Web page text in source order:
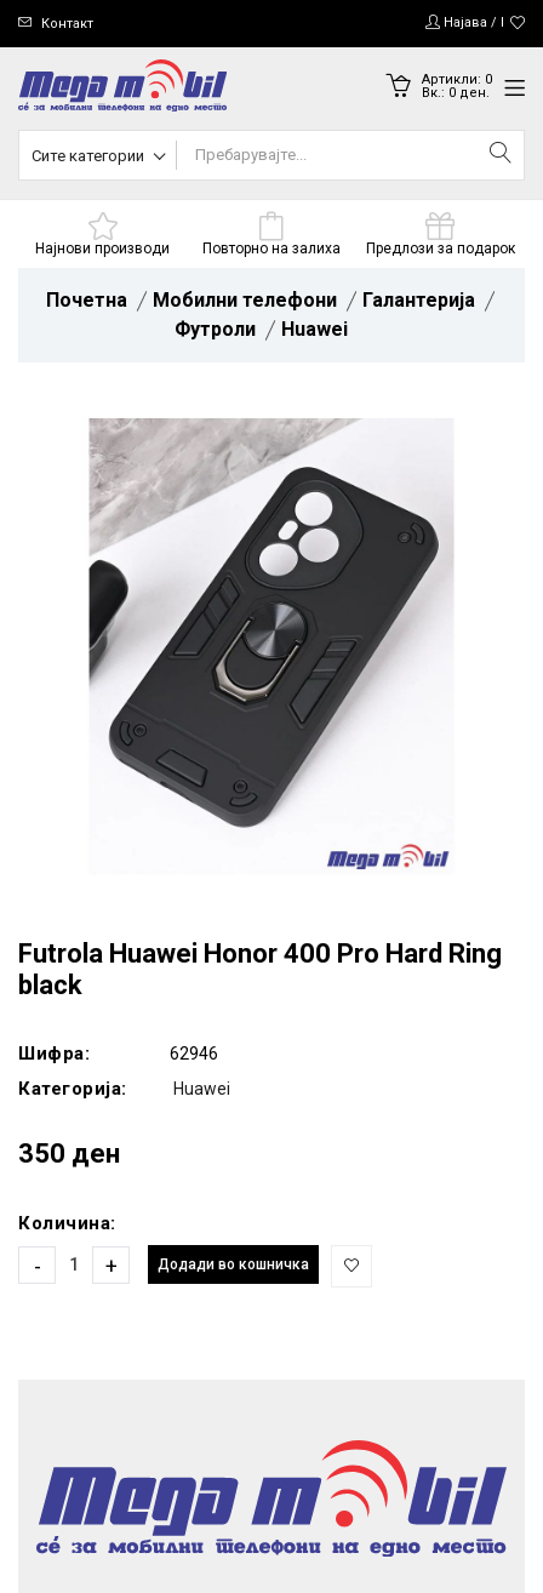
Контакт Најава /
Артикли: 0
Вк.: 0ден.
Сите категории
Најнови производи Повторно на залиха Предлози за подарок
Почетна Мобилни телефони
Галантерија
Футроли
Huawei
Futrola Huawei Honor 400 Pro Hard Ring
black
Шифра: 62946
Категорија: Huawei
350 ден
Количина:
- + Додади во кошничка